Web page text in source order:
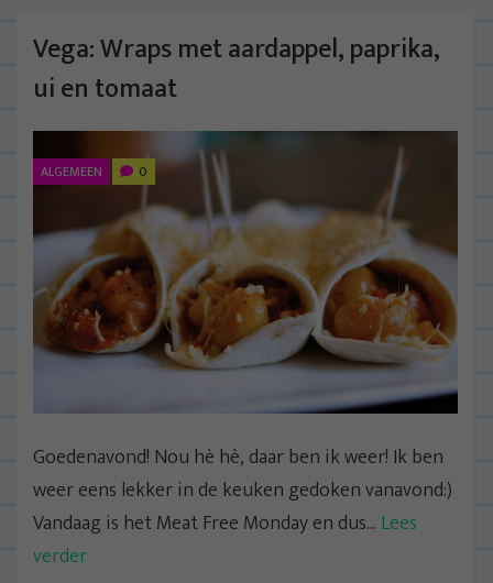
Vega: Wraps met aardappel, paprika,
ui en tomaat
ALGEMEEN 0
Goedenavond! Nou hè hè, daar ben ik weer! Ik ben
weer eens lekker in de keuken gedoken vanavond:)
Vandaag is het Meat Free Monday en dus... Lees
verder